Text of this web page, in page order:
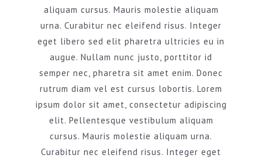
aliquam cursus. Mauris molestie aliquam
urna. Curabitur nec eleifend risus. Integer
eget libero sed elit pharetra ultricies eu in
augue. Nullam nunc justo, porttitor id
semper nec, pharetra sit amet enim. Donec
rutrum diam vel est cursus lobortis. Lorem
ipsum dolor sit amet, consectetur adipiscing
elit. Pellentesque vestibulum aliquam
cursus. Mauris molestie aliquam urna.
Curabitur nec eleifend risus. Integer eget